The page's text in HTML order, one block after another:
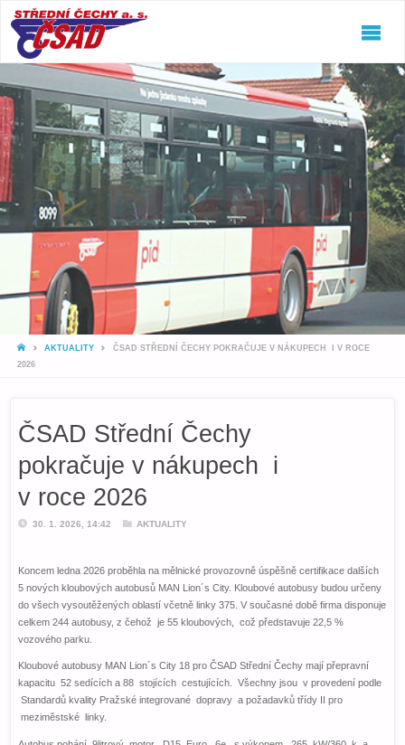
A.S.
Jeďte
snámi!
HOMEAKTUALITY
ČSAD STŘEDNÍ ČECHY POKRAČUJE V NÁKUPECH I V ROCE
2026
ČSAD Střední Čechy
pokračuje v nákupech i
v roce 2026
30. 1. 2026, 14:42 AKTUALITY
Koncem ledna 2026 proběhla na mělnické provozovně úspěšně certifikace dalších
5 nových kloubových autobusů MAN Lion´s City. Kloubové autobusy budou určeny
do všech vysoutěžených oblastí včetně linky 375. V současné době firma disponuje
celkem 244 autobusy, z čehož je 55 kloubových, což představuje 22,5 %
vozového parku.
Kloubové autobusy MAN Lion´s City 18 pro ČSAD Střední Čechy mají přepravní
kapacitu 52 sedících a 88 stojících cestujících. Všechny jsou v provedení podle
Standardů kvality Pražské integrované dopravy a požadavků třídy II pro
meziměstské linky.